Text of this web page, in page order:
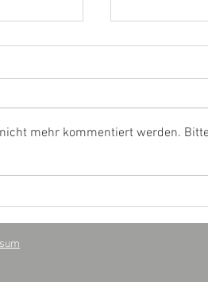
B2 -
mehr kommentiert werden.